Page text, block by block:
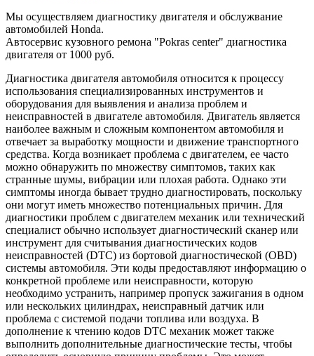
Мы осуществляем диагностику двигателя и обслужвание
автомобилей Honda.
Автосервис кузовного ремона "Pokras center" диагностика
двигателя от 1000 руб.
Диагностика двигателя автомобиля относится к процессу
использования специализированных инструментов и
оборудования для выявления и анализа проблем и
неисправностей в двигателе автомобиля. Двигатель является
наиболее важным и сложным компонентом автомобиля и
отвечает за выработку мощности и движение транспортного
средства. Когда возникает проблема с двигателем, ее часто
можно обнаружить по множеству симптомов, таких как
странные шумы, вибрации или плохая работа. Однако эти
симптомы иногда бывает трудно диагностировать, поскольку
они могут иметь множество потенциальных причин. Для
диагностики проблем с двигателем механик или технический
специалист обычно использует диагностический сканер или
инструмент для считывания диагностических кодов
неисправностей (DTC) из бортовой диагностической (OBD)
системы автомобиля. Эти коды предоставляют информацию о
конкретной проблеме или неисправности, которую
необходимо устранить, например пропуск зажигания в одном
или нескольких цилиндрах, неисправный датчик или
проблема с системой подачи топлива или воздуха. В
дополнение к чтению кодов DTC механик может также
выполнить дополнительные диагностические тесты, чтобы